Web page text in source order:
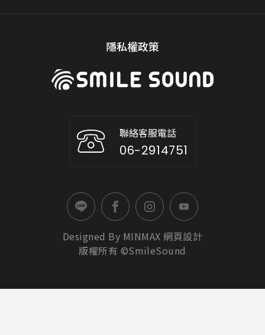
隱私權政策
聯絡客服電話
06-2914751
Designed By MINMAX 網頁設計
版權所有 ©SmileSound